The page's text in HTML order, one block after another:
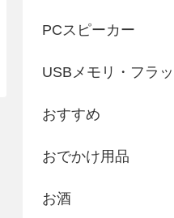
PCスピーカー
USBメモリ・フラ
おすすめ
おでかけ用品
お酒